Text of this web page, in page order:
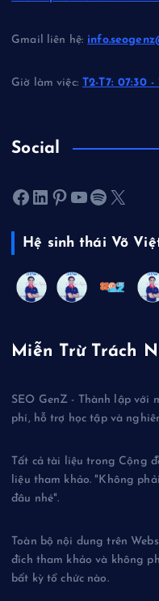
Gmail liên hệ:
Giờ làm việc:T2-T7: 07:30 -
Social
Facebook LinkedIn Pinterest Youtube Spotify X
Hệ sinh thái Võ
Miễn Trừ Trách
SEO GenZ - Thành lập với
phí, hỗ trợ học tập và
Tất cả tài liệu trong Cộng
liệu tham khảo. "Không
đâu nhé".
Toàn bộ nội dung trên
đích tham khảo và không
bất kỳ tổ chức nào.